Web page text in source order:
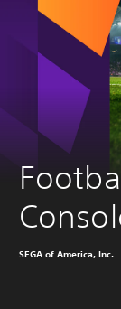
SEGA of America, Inc.